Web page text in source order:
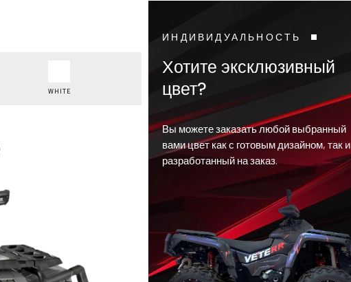
WHITE
ИНДИВИДУАЛЬНОСТЬ
Хотите эксклюзивный
цвет?
Вы можете заказать любой выбранный
вами цвет как с готовым дизайном, так и
разработанный на заказ.